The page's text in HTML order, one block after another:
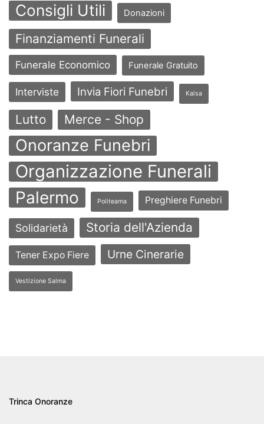
Consigli Utili Donazioni
Finanziamenti Funerali
Funerale Economico Funerale Gratuito
Interviste Invia Fiori Funebri Kalsa
Lutto Merce - Shop
Onoranze Funebri
Organizzazione Funerali
Palermo Politeama Preghiere Funebri
Solidarietà Storia dell'Azienda
Tener Expo Fiere Urne Cinerarie
Vestizione Salma
Trinca Onoranze